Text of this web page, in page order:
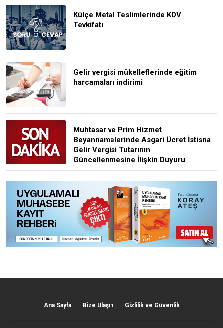
Külçe Metal Teslimlerinde KDV
Tevkifatı
Gelir vergisi mükelleflerinde eğitim
harcamaları indirimi
Muhtasar ve Prim Hizmet
Beyannamelerinde Asgari Ücret İstisna
Gelir Vergisi Tutarının
Güncellenmesine İlişkin Duyuru
Ana Sayfa Bize Ulaşın Gizlilik ve Güvenlik